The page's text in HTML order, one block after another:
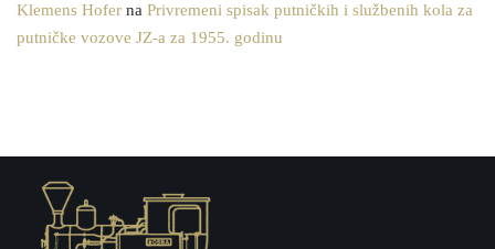
Klemens Hofer na Privremeni spisak putničkih i službenih kola za
putničke vozove JZ-a za 1955. godinu